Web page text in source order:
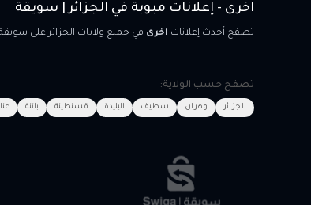
اخرى - إعلانات مبوبة في الجزائر | سويقة
تصفح أحدث إعلانات اخرى في جميع ولايات الجزائر على سويقة. أكثر من 1763 إعلان متاح الآن. انشر إعلانك مجاناً وتواصل مباشرة مع المشترين والبائعين. سويقة - أكبر سوق
تصفح حسب الولاية:
الجزائر وهران سطيف البليدة قسنطينة باتنة